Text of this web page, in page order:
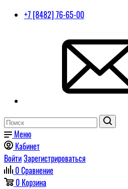
+7 [8482] 76-65-00
Меню
Кабинет
ВойтиЗарегистрироваться
0Сравнение
0 Корзина